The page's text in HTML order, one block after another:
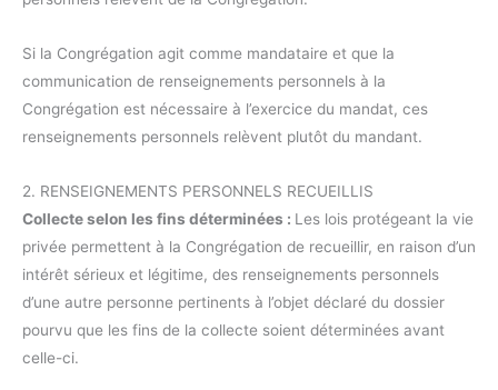
Si la Congrégation agit comme mandataire et que la
communication de renseignements personnels à la
Congrégation est nécessaire à l’exercice du mandat, ces
renseignements personnels relèvent plutôt du mandant.
2. RENSEIGNEMENTS PERSONNELS RECUEILLIS
Collecte selon les fins déterminées : Les lois protégeant la vie
privée permettent à la Congrégation de recueillir, en raison d’un
intérêt sérieux et légitime, des renseignements personnels
d’une autre personne pertinents à l’objet déclaré du dossier
pourvu que les fins de la collecte soient déterminées avant
celle-ci.